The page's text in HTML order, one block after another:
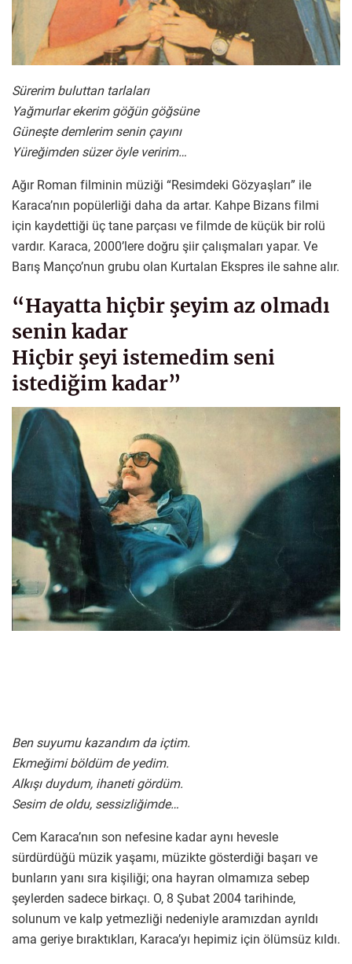
Sürerim buluttan tarlaları
Yağmurlar ekerim göğün göğsüne
Güneşte demlerim senin çayını
Yüreğimden süzer öyle veririm…
Ağır Roman filminin müziği “Resimdeki Gözyaşları” ile
Karaca’nın popülerliği daha da artar. Kahpe Bizans filmi
için kaydettiği üç tane parçası ve filmde de küçük bir rolü
vardır. Karaca, 2000’lere doğru şiir çalışmaları yapar. Ve
Barış Manço’nun grubu olan Kurtalan Ekspres ile sahne alır.
“Hayatta hiçbir şeyim az olmadı
senin kadar
Hiçbir şeyi istemedim seni
istediğim kadar”
Ben suyumu kazandım da içtim.
Ekmeğimi böldüm de yedim.
Alkışı duydum, ihaneti gördüm.
Sesim de oldu, sessizliğimde…
Cem Karaca’nın son nefesine kadar aynı hevesle
sürdürdüğü müzik yaşamı, müzikte gösterdiği başarı ve
bunların yanı sıra kişiliği; ona hayran olmamıza sebep
şeylerden sadece birkaçı. O, 8 Şubat 2004 tarihinde,
solunum ve kalp yetmezliği nedeniyle aramızdan ayrıldı
ama geriye bıraktıkları, Karaca’yı hepimiz için ölümsüz kıldı.